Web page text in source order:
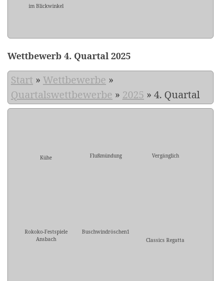
im Blickwinkel
Wettbewerb 4. Quartal 2025
Start » Wettbewerbe »
Quartalswettbewerbe » 2025 » 4. Quartal
Kühe Flußmündung Vergänglich
Rokoko-Festspiele
Ansbach
Buschwindröschen1
Classics Regatta